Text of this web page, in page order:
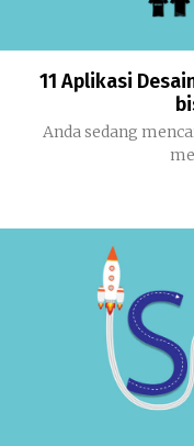
11 Aplikasi
Anda sedang